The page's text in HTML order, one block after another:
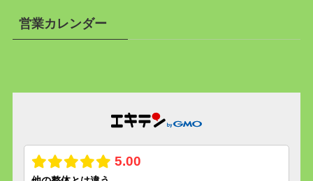
営業カレンダー